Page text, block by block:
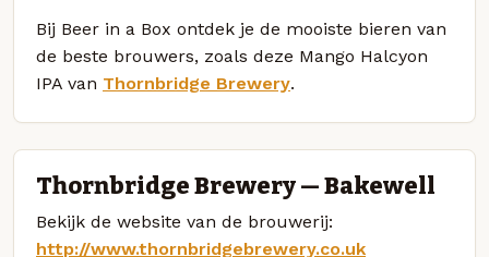
Bij Beer in a Box ontdek je de mooiste bieren van
de beste brouwers, zoals deze Mango Halcyon
IPA van Thornbridge Brewery.
Thornbridge Brewery — Bakewell
Bekijk de website van de brouwerij:
http://www.thornbridgebrewery.co.uk